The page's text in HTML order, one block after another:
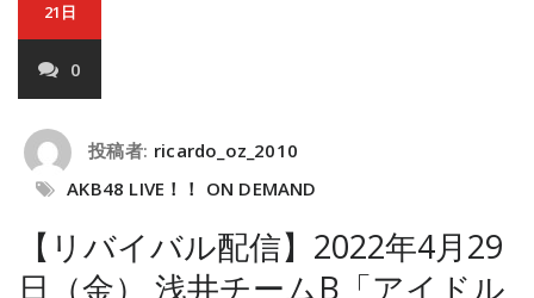
21日
0
投稿者: ricardo_oz_2010
AKB48 LIVE！！ ON DEMAND
【リバイバル配信】2022年4月29
日（金） 浅井チームB「アイドル